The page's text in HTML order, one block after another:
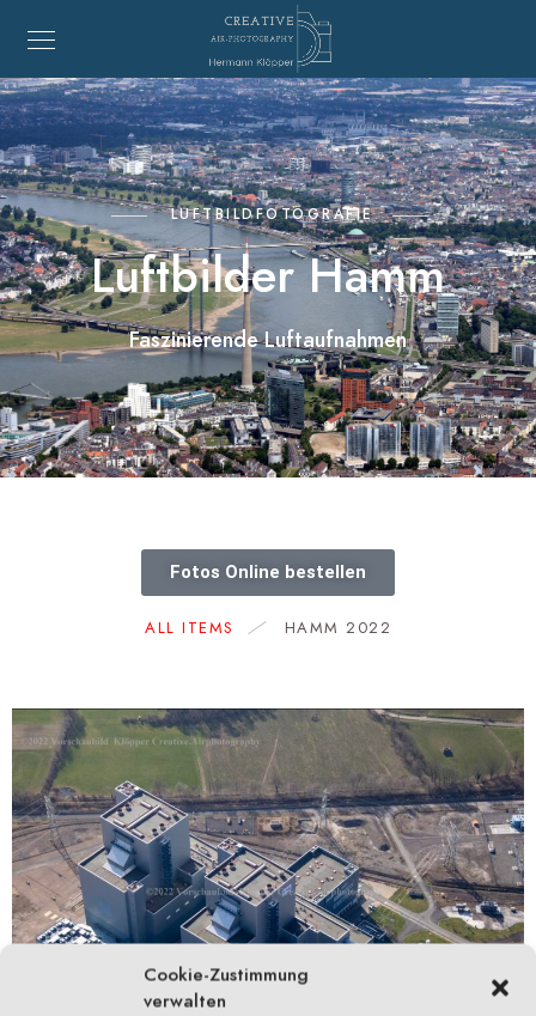
Cookie-Zustimmung
verwalten
LUFTBILDFOTOGRAFIE
Luftbilder Hamm
Faszinierende Luftaufnahmen
Fotos Online bestellen
ALL ITEMS HAMM 2022
0
RWE Kraftwerk Hamm-
1243_prot